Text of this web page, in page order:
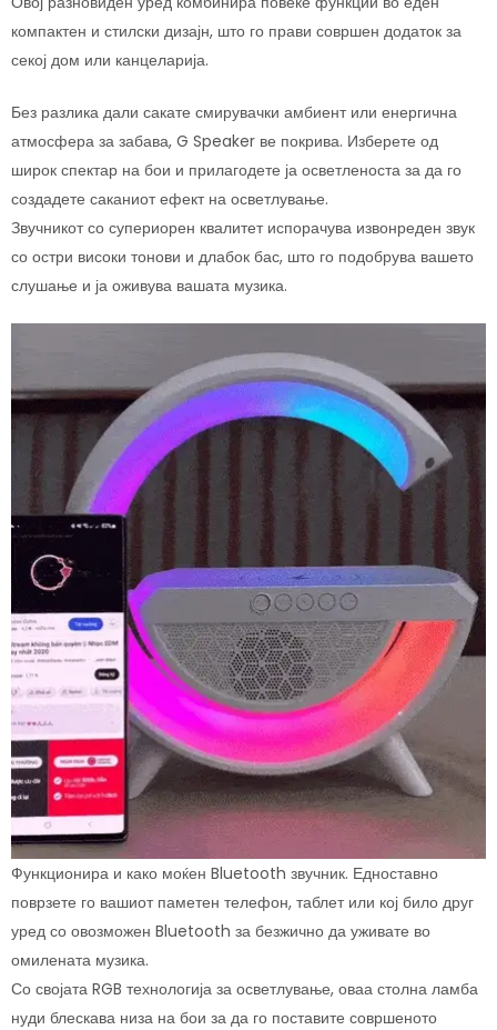
компактен и стилски дизајн, што го прави совршен додаток за
секој дом или канцеларија.
Без разлика дали сакате смирувачки амбиент или енергична
атмосфера за забава, G Speaker ве покрива. Изберете од
широк спектар на бои и прилагодете ја осветленоста за да го
создадете саканиот ефект на осветлување.
Звучникот со супериорен квалитет испорачува извонреден звук
со остри високи тонови и длабок бас, што го подобрува вашето
слушање и ја оживува вашата музика.
Функционира и како моќен Bluetooth звучник. Едноставно
поврзете го вашиот паметен телефон, таблет или кој било друг
уред со овозможен Bluetooth за безжично да уживате во
омилената музика.
Со својата RGB технологија за осветлување, оваа столна ламба
нуди блескава низа на бои за да го поставите совршеното